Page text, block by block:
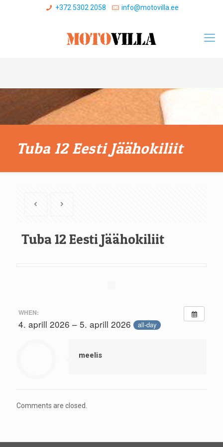
+372 5302 2058 info@motovilla.ee
Tuba 12 Eesti Jäähokiliit
Tuba 12 Eesti Jäähokiliit
WHEN:
4. aprill 2026 – 5. aprill 2026 all-day
meelis
Comments are closed.